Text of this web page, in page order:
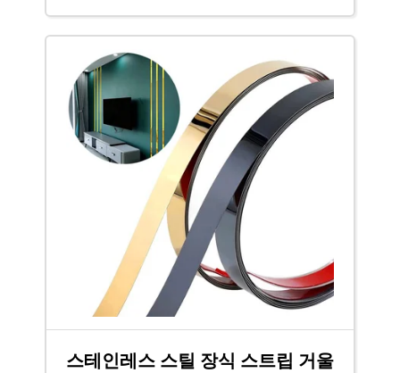
스테인레스 스틸 장식 스트립 거울